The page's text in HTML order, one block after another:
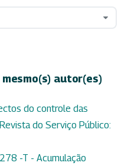
autor(es)
do controle das
Revista do Serviço Público:
-T - Acumulação